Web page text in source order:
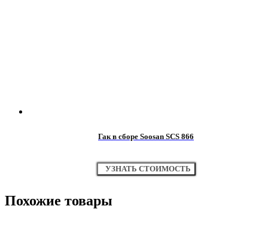
Гак в сборе Soosan SCS 866
УЗНАТЬ СТОИМОСТЬ
Похожие товары